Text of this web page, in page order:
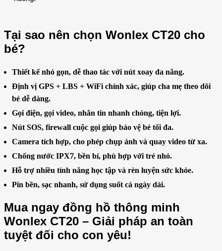
Tại sao nên chọn Wonlex CT20 cho
bé?
Thiết kế nhỏ gọn, dễ thao tác với nút xoay đa năng.
Định vị GPS + LBS + WiFi chính xác, giúp cha mẹ theo dõi
bé dễ dàng.
Gọi điện, gọi video, nhắn tin nhanh chóng, tiện lợi.
Nút SOS, firewall cuộc gọi giúp bảo vệ bé tối đa.
Camera tích hợp, cho phép chụp ảnh và quay video từ xa.
Chống nước IPX7, bền bỉ, phù hợp với trẻ nhỏ.
Hỗ trợ nhiều tính năng học tập và rèn luyện sức khỏe.
Pin bền, sạc nhanh, sử dụng suốt cả ngày dài.
Mua ngay đồng hồ thông minh
Wonlex CT20 – Giải pháp an toàn
tuyệt đối cho con yêu!